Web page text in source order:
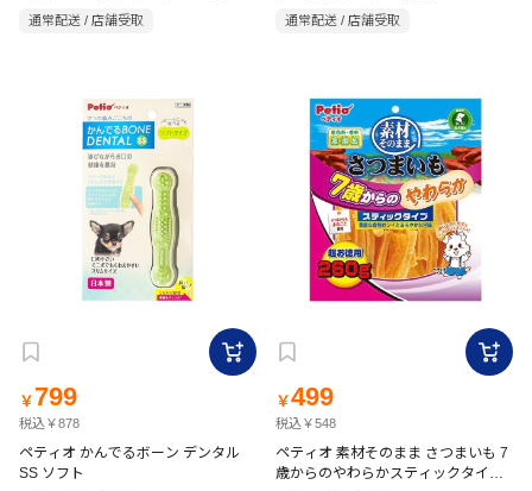
通常配送 / 店舗受取 通常配送 / 店舗受取
￥ 799
税込￥878
ペティオ かんでるボーン デンタル
SS ソフト
￥499
税込￥548
ペティオ 素材そのまま さつまいも 7
歳からのやわらかスティックタイプ